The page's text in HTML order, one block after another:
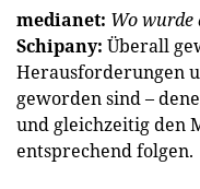
medianet: Wo wurde
Schipany: Überall
Herausforderungen
geworden sind –
und gleichzeitig den
entsprechend folgen.